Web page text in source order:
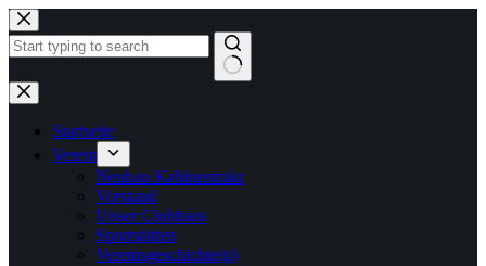
Zum
Inhalt
springen
Keine
Ergebnisse
Startseite
Verein
Neubau Kabinentrakt
Vorstand
Unser Clubhaus
Sportstätten
Vereinsgeschichte(n)